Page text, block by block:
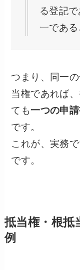
る登記
一である
つまり、同一
当権であれば
ても一つの申
です。
これが、実務
です。
抵当権・根抵
例